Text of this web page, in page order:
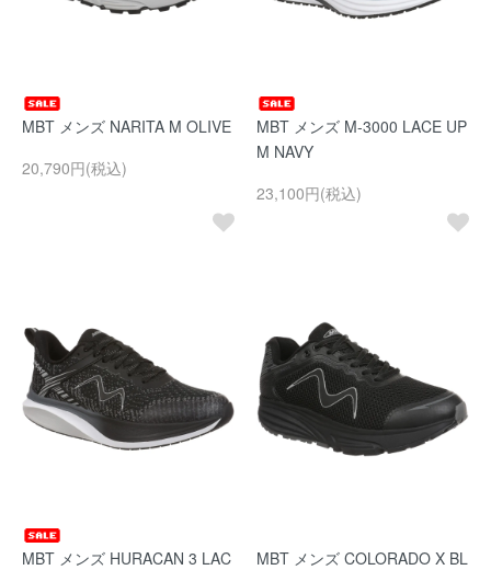
MBT メンズ NARITA M OLIVE
20,790円(税込)
MBT メンズ M-3000 LACE UP
M NAVY
23,100円(税込)
MBT メンズ HURACAN 3 LAC
MBT メンズ COLORADO X BL